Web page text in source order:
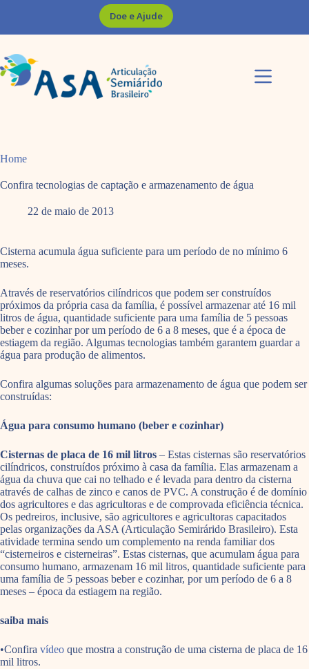
Doe e Ajude
Home
Confira tecnologias de captação e armazenamento de água
22 de maio de 2013
Cisterna acumula água suficiente para um período de no mínimo 6
meses.
Através de reservatórios cilíndricos que podem ser construídos
próximos da própria casa da família, é possível armazenar até 16 mil
litros de água, quantidade suficiente para uma família de 5 pessoas
beber e cozinhar por um período de 6 a 8 meses, que é a época de
estiagem da região. Algumas tecnologias também garantem guardar a
água para produção de alimentos.
Confira algumas soluções para armazenamento de água que podem ser
construídas:
Água para consumo humano (beber e cozinhar)
Cisternas de placa de 16 mil litros – Estas cisternas são reservatórios
cilíndricos, construídos próximo à casa da família. Elas armazenam a
água da chuva que cai no telhado e é levada para dentro da cisterna
através de calhas de zinco e canos de PVC. A construção é de domínio
dos agricultores e das agricultoras e de comprovada eficiência técnica.
Os pedreiros, inclusive, são agricultores e agricultoras capacitados
pelas organizações da ASA (Articulação Semirárido Brasileiro). Esta
atividade termina sendo um complemento na renda familiar dos
“cisterneiros e cisterneiras”. Estas cisternas, que acumulam água para
consumo humano, armazenam 16 mil litros, quantidade suficiente para
uma família de 5 pessoas beber e cozinhar, por um período de 6 a 8
meses – época da estiagem na região.
saiba mais
•Confira vídeo que mostra a construção de uma cisterna de placa de 16
mil litros.